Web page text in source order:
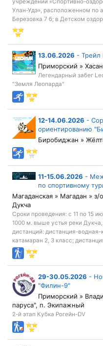
учреждении «Спортивно-
Улан-Удэ», расположенном по
Березовка 7 б; в Детском
13.06.2026 - Трейл
Приморский »
Легендарный забег
"Земля Леопарда"
12-14.06.2026 -
ориентированию
Биробиджан »
11-15.06.2026 -
по спортивному
Магаданская » Магадан » з/
Дукча
Сроки проведения: с 11 по 15
1000 м. выше устья реки
дистанций: дистанция-
катамаран 2, 3 класс;
29-30.05.2026 -
"Филин-9"
Приморский »
паруса", п. Экипажный
2-й этап Кубка Рогейн-DV